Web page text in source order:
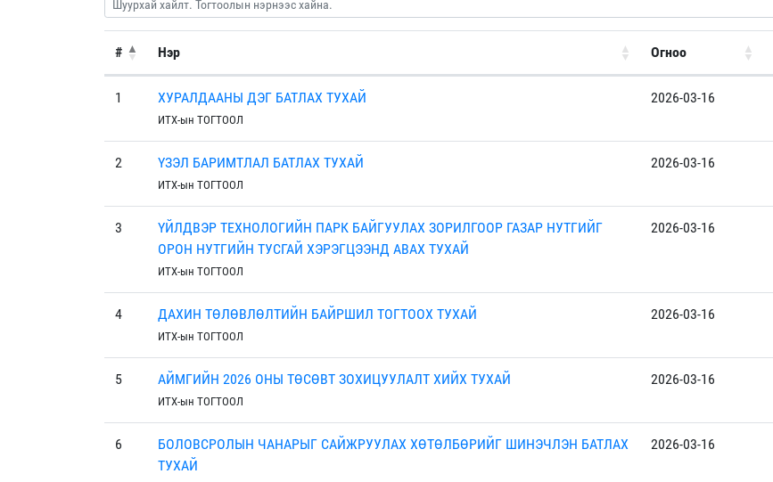
# Нэр Огноо
1 ХУРАЛДААНЫ ДЭГ БАТЛАХ ТУХАЙ
ИТХ-ын ТОГТООЛ
2026-03-16
2 ҮЗЭЛ БАРИМТЛАЛ БАТЛАХ ТУХАЙ
ИТХ-ын ТОГТООЛ
2026-03-16
3
ҮЙЛДВЭР ТЕХНОЛОГИЙН ПАРК БАЙГУУЛАХ ЗОРИЛГООР ГАЗАР НУТГИЙГ
ОРОН НУТГИЙН ТУСГАЙ ХЭРЭГЦЭЭНД АВАХ ТУХАЙ
ИТХ-ын ТОГТООЛ
2026-03-16
4 ДАХИН ТӨЛӨВЛӨЛТИЙН БАЙРШИЛ ТОГТООХ ТУХАЙ
ИТХ-ын ТОГТООЛ
2026-03-16
5 АЙМГИЙН 2026 ОНЫ ТӨСӨВТ ЗОХИЦУУЛАЛТ ХИЙХ ТУХАЙ
ИТХ-ын ТОГТООЛ
2026-03-16
6
БОЛОВСРОЛЫН ЧАНАРЫГ САЙЖРУУЛАХ ХӨТӨЛБӨРИЙГ ШИНЭЧЛЭН БАТЛАХ
ТУХАЙ
2026-03-16